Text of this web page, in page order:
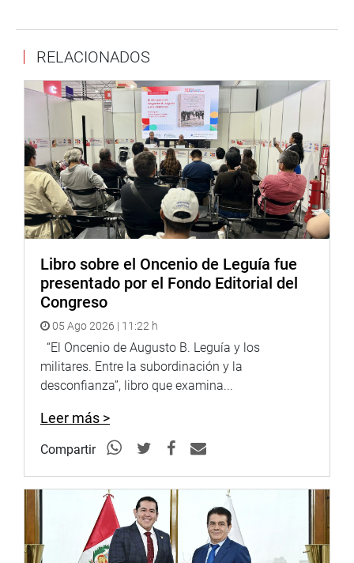
https://www.facebook.com/WilsonSotoP/videos/
Lima, 4 de mayo de 2022
DESPACHO CONGRESAL
RELACIONADOS
Libro sobre el Oncenio de Leguía fue
presentado por el Fondo Editorial del
Congreso
05 Ago 2026 | 11:22 h
“El Oncenio de Augusto B. Leguía y los
militares. Entre la subordinación y la
desconfianza”, libro que examina...
Leer más >
Compartir